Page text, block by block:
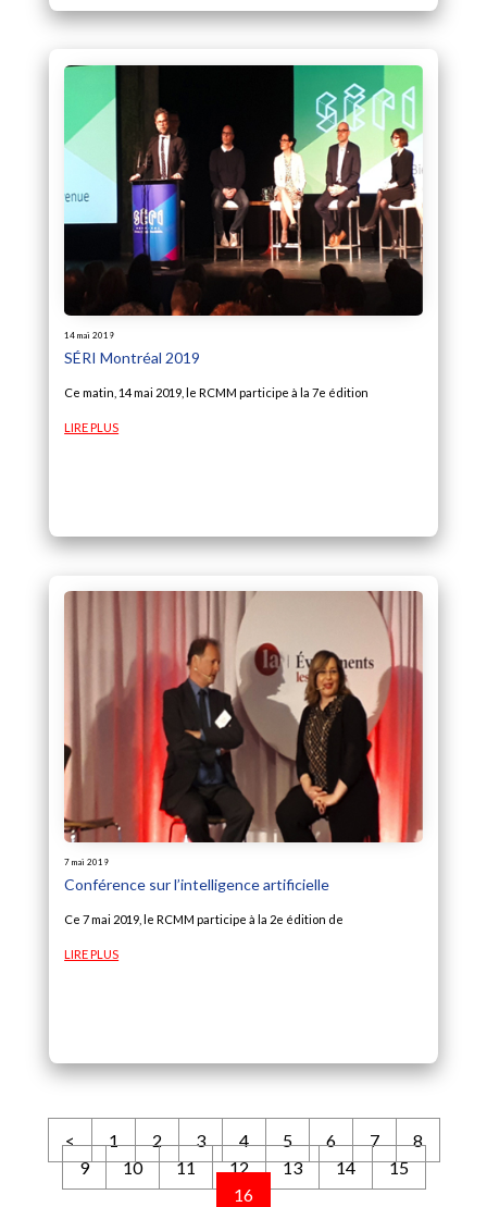
14 mai 2019
SÉRI Montréal 2019
Ce matin, 14 mai 2019, le RCMM participe à la 7e édition
LIRE PLUS
7 mai 2019
Conférence sur l’intelligence artificielle
Ce 7 mai 2019, le RCMM participe à la 2e édition de
LIRE PLUS
< 1 2 3 4 5 6 7
8
9
10 11 12 13 14
15
16